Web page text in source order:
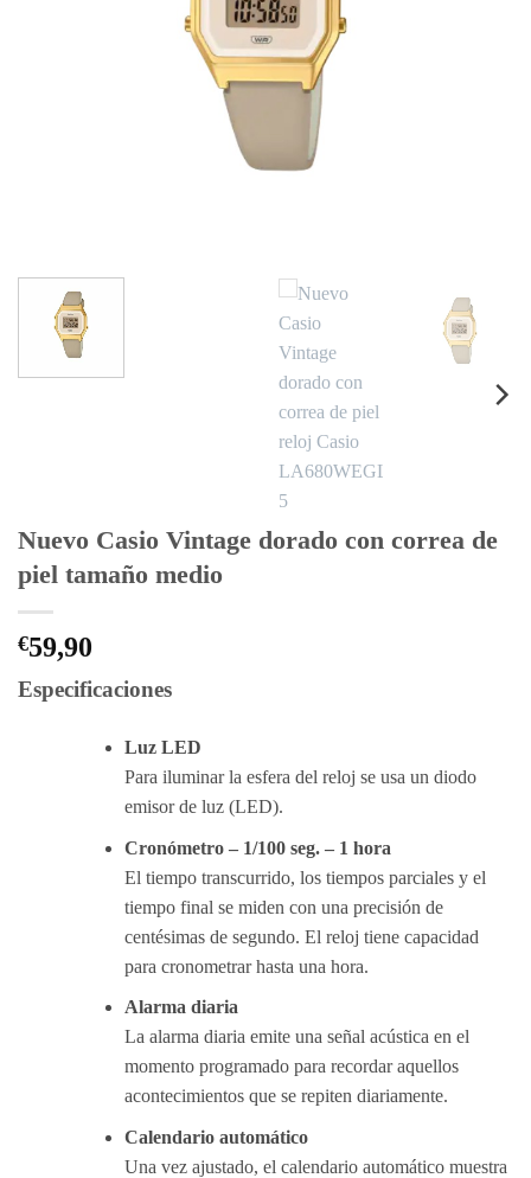
Nuevo Casio Vintage dorado con correa de
piel tamaño medio
€59,90
Especificaciones
Luz LED
Para iluminar la esfera del reloj se usa un diodo
emisor de luz (LED).
Cronómetro – 1/100 seg. – 1 hora
El tiempo transcurrido, los tiempos parciales y el
tiempo final se miden con una precisión de
centésimas de segundo. El reloj tiene capacidad
para cronometrar hasta una hora.
Alarma diaria
La alarma diaria emite una señal acústica en el
momento programado para recordar aquellos
acontecimientos que se repiten diariamente.
Calendario automático
Una vez ajustado, el calendario automático muestra